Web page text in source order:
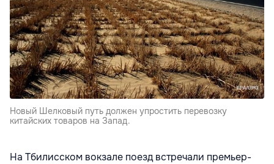
Новый Шелковый путь должен упростить перевозку
китайских товаров на Запад.
На Тбилисском вокзале поезд встречали премьер-